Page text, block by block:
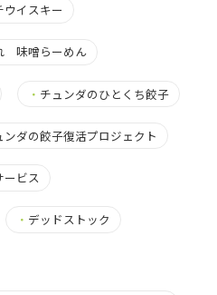
ウイスキー
味噌らーめん
・ チュンダのひとくち餃子
ンダの餃子復活プロジェクト
ービス
・ デッドストック